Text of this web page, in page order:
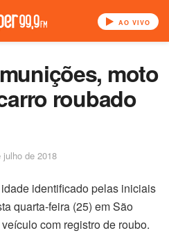
AO VIVO
moto
roubado
julho de 2018
identificado pelas iniciais
quarta-feira (25) em São
com registro de roubo.